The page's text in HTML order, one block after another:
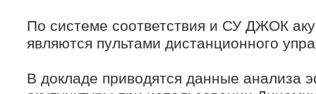
По системе соответствия и СУ ДЖОК
являются пультами дистанционного
В докладе приводятся данные анализа